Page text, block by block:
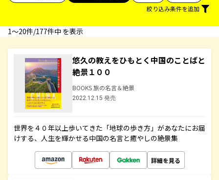
絞り込み条件を追加
1〜20件/177件中 を表示
悠久の教えをひもとく中国のことばと
絶景１００
BOOKS 旅の名言＆絶景
2022.12.15 発売
世界を４０年以上歩いてきた「地球の歩き方」があなたにお届
けする、人生を輝かせる中国の名言と癒やしの絶景集
詳細を見る